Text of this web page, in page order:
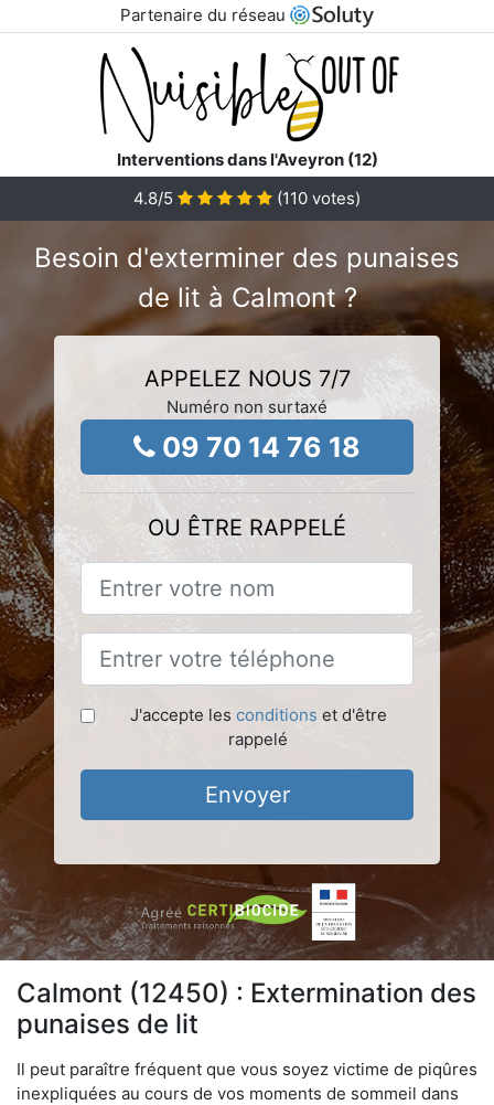
Partenaire du réseau
Interventions dans l'Aveyron (12)
4.8/5 (110 votes)
Besoin d'exterminer des punaises
de lit à Calmont ?
APPELEZ NOUS 7/7
Numéro non surtaxé
09 70 14 76 18
OU ÊTRE RAPPELÉ
J'accepte les conditions et d'être
rappelé
Envoyer
Calmont (12450) : Extermination des
punaises de lit
Il peut paraître fréquent que vous soyez victime de piqûres
inexpliquées au cours de vos moments de sommeil dans